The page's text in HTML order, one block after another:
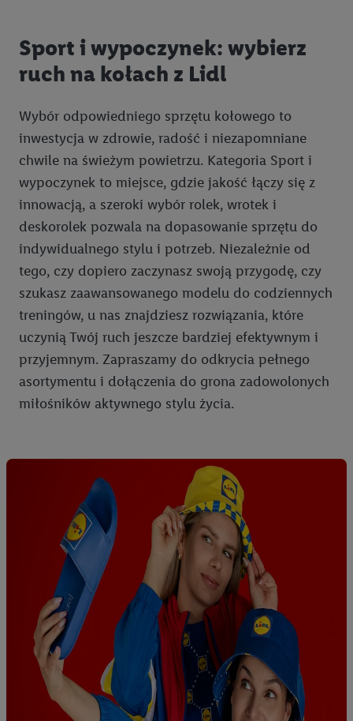
Sport i wypoczynek: wybierz
ruch na kołach z Lidl
Wybór odpowiedniego sprzętu kołowego to
inwestycja w zdrowie, radość i niezapomniane
chwile na świeżym powietrzu. Kategoria Sport i
wypoczynek to miejsce, gdzie jakość łączy się z
innowacją, a szeroki wybór rolek, wrotek i
deskorolek pozwala na dopasowanie sprzętu do
indywidualnego stylu i potrzeb. Niezależnie od
tego, czy dopiero zaczynasz swoją przygodę, czy
szukasz zaawansowanego modelu do codziennych
treningów, u nas znajdziesz rozwiązania, które
uczynią Twój ruch jeszcze bardziej efektywnym i
przyjemnym. Zapraszamy do odkrycia pełnego
asortymentu i dołączenia do grona zadowolonych
miłośników aktywnego stylu życia.